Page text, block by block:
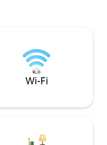
Wi-Fi